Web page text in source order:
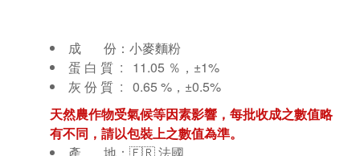
成 份： 小麥麵粉
蛋 白 質 : 11.05 ％，±1%
灰 份 質 : 0.65 %，±0.5%
天然農作物受氣候等因素影響，每批收成之數值略
有不同，請以包裝上之數值為準。